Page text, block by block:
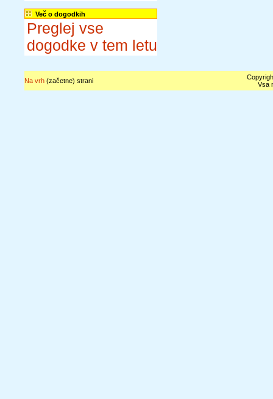
Več o dogodkih
Preglej vse
dogodke v tem letu
Na vrh(začetne) strani
Vsa